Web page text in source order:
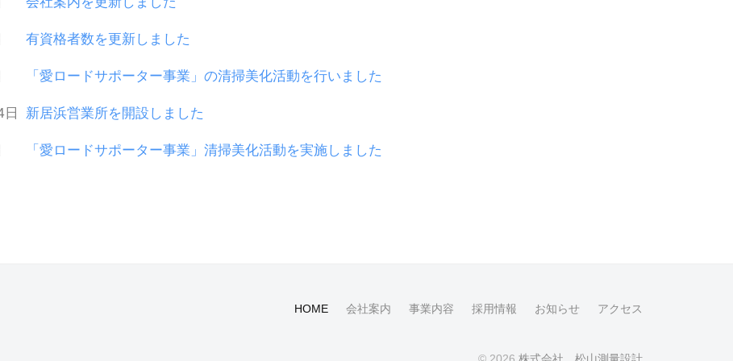
有資格者数を更新しました
「愛ロードサポーター事業」の清掃美化活動を行いました
新居浜営業所を開設しました
「愛ロードサポーター事業」清掃美化活動を実施しました
HOME 会社案内 事業内容 採用情報 お知らせ アクセス
© 2026 株式会社 松山測量設計